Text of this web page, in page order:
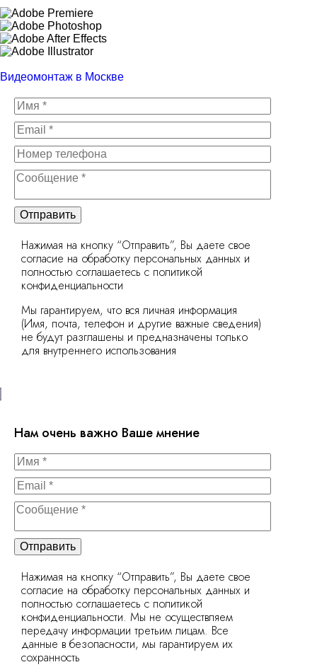
Видеомонтаж в Москве
Отправить
Нажимая на кнопку “Отправить”, Вы даете свое
согласие на обработку персональных данных и
полностью соглашаетесь с политикой
конфиденциальности
Мы гарантируем, что вся личная информация
(Имя, почта, телефон и другие важные сведения)
не будут разглашены и предназначены только
для внутреннего использования
Нам очень важно Ваше мнение
Отправить
Нажимая на кнопку “Отправить”, Вы даете свое
согласие на обработку персональных данных и
полностью соглашаетесь с политикой
конфиденциальности. Мы не осуществляем
передачу информации третьим лицам. Все
данные в безопасности, мы гарантируем их
сохранность